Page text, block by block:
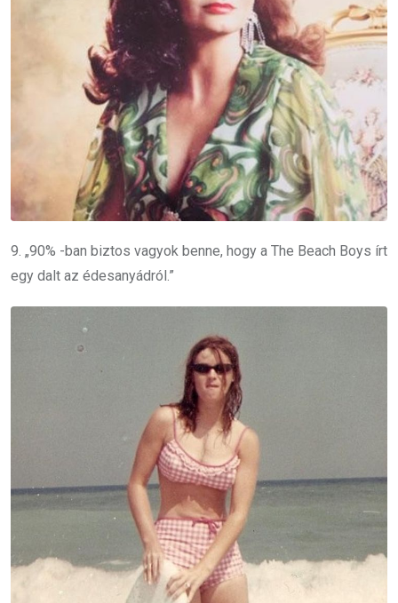
9. „90% -ban biztos vagyok benne, hogy a The Beach Boys írt
egy dalt az édesanyádról.”